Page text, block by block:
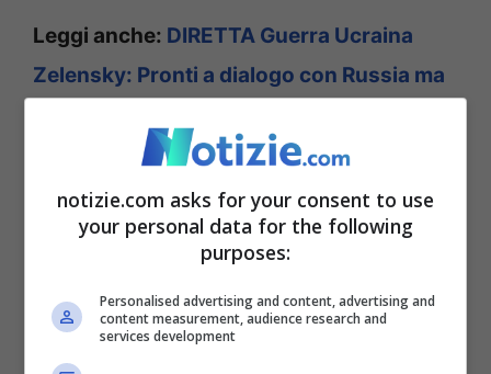
Leggi anche: DIRETTA Guerra Ucraina
Zelensky: Pronti a dialogo con Russia ma
Hanno anche divieto di svolgere attività
fuori della casa se non accompagnate da
un mahram, un parente stretto come un
padre, un fratello o un marito; di trattare
con negozianti maschi; di essere trattate
notizie.com asks for your consent to use
your personal data for the following
purposes:
Personalised advertising and content, advertising and
content measurement, audience research and
services development